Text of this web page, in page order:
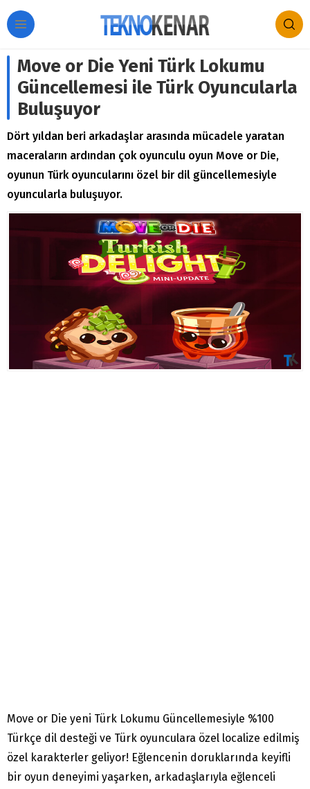
Move or Die Yeni Türk Lokumu
Güncellemesi ile Türk Oyuncularla
Buluşuyor
Dört yıldan beri arkadaşlar arasında mücadele yaratan
maceraların ardından çok oyunculu oyun Move or Die,
oyunun Türk oyuncularını özel bir dil güncellemesiyle
oyuncularla buluşuyor.
Move or Die yeni Türk Lokumu Güncellemesiyle %100
Türkçe dil desteği ve Türk oyunculara özel localize edilmiş
özel karakterler geliyor! Eğlencenin doruklarında keyifli
bir oyun deneyimi yaşarken, arkadaşlarıyla eğlenceli